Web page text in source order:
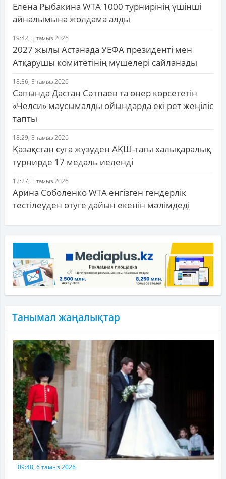
Елена Рыбакина WTA 1000 турнирінің үшінші
айналымына жолдама алды
19:42, 5 тамыз 2026
2027 жылы Астанада УЕФА президенті мен
Атқарушы комитетінің мүшелері сайланады
18:56, 5 тамыз 2026
Сапында Дастан Сәтпаев та өнер көрсететін
«Челси» маусымалды ойындарда екі рет жеңіліс
тапты
18:29, 5 тамыз 2026
Қазақстан суға жүзуден АҚШ-тағы халықаралық
турнирде 17 медаль иеленді
12:27, 5 тамыз 2026
Арина Соболенко WTA енгізген гендерлік
тестілеуден өтуге дайын екенін мәлімдеді
Танымал жаңалықтар
09:48, 6 тамыз 2026